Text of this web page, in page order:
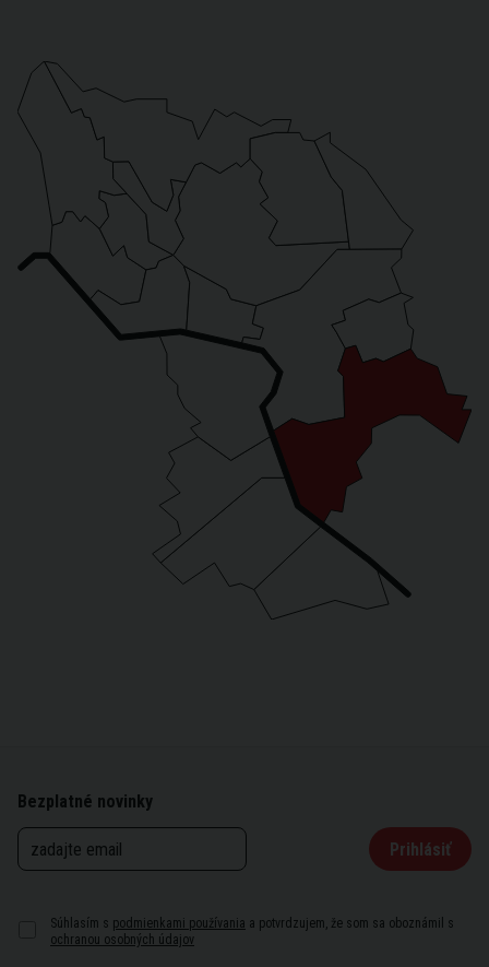
Bezplatné novinky
Prihlásiť
Súhlasím s podmienkami používania a potvrdzujem, že som sa oboznámil s
ochranou osobných údajov